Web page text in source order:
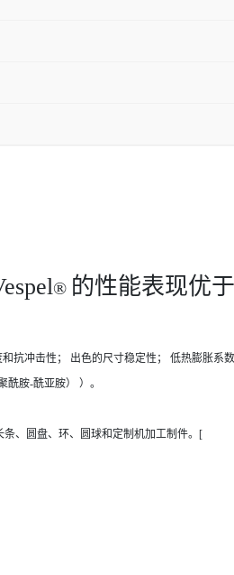
® 的性能表现优
冲击性； 出色的尺寸稳定性； 低热膨胀系数
胺-酰亚胺） ）。
、圆盘、环、圆球和定制机加工制件。[